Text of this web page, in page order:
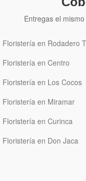
Entregas el
Floristería en Rodadero
Floristería en Centro
Floristería en Los Cocos
Floristería en Miramar
Floristería en Curinca
Floristería en Don Jaca